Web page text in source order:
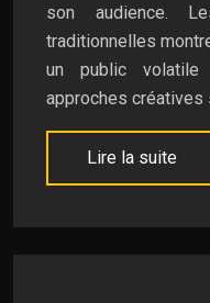
son audience.
traditionnelles
un public volatile
approches
Lire la suite